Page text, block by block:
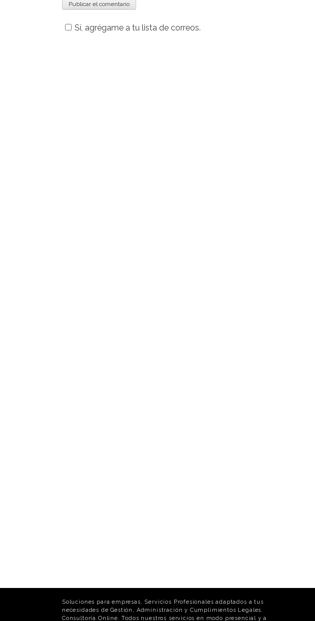
Sí, agrégame a tu lista de correos.
Soluciones para empresas. Servicios Profesionales adaptados a tus
necesidades de Gestión, Administración y Cumplimientos Legales.
Consultoría Online. Todos nuestros servicios en modo presencial y a